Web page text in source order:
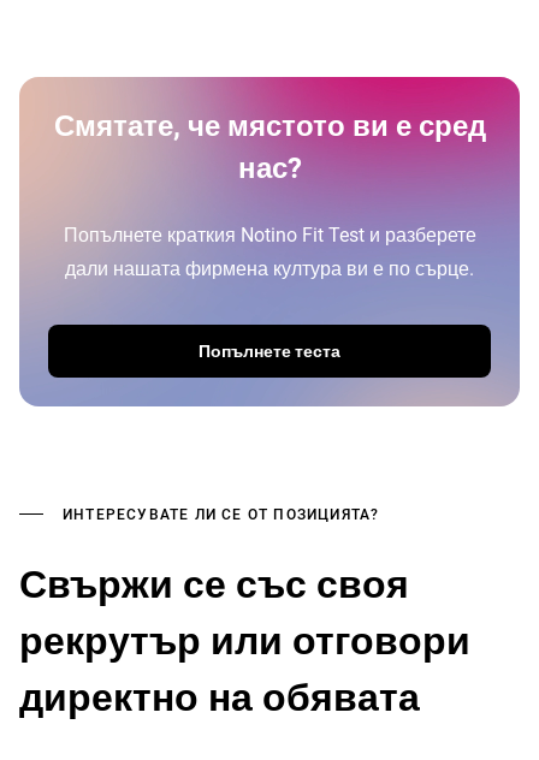
Смятате, че мястото ви е сред
нас?
Попълнете краткия Notino Fit Test и разберете
дали нашата фирмена култура ви е по сърце.
Попълнете теста
ИНТЕРЕСУВАТЕ ЛИ СЕ ОТ ПОЗИЦИЯТА?
Свържи се със своя
рекрутър или отговори
директно на обявата